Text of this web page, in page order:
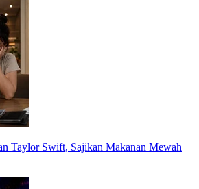
Taylor Swift, Sajikan Makanan Mewah